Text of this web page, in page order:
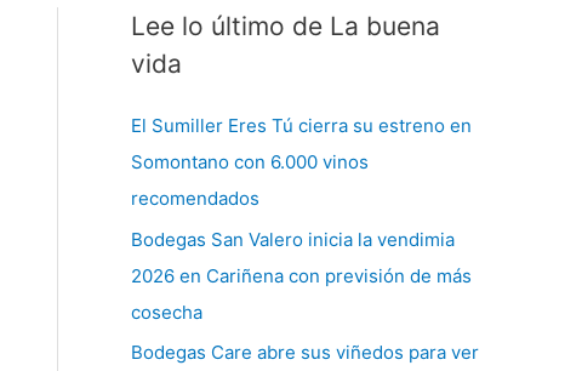
Lee lo último de La buena
vida
El Sumiller Eres Tú cierra su estreno en
Somontano con 6.000 vinos
recomendados
Bodegas San Valero inicia la vendimia
2026 en Cariñena con previsión de más
cosecha
Bodegas Care abre sus viñedos para ver
C
a
e
g
o
r
í
a
s